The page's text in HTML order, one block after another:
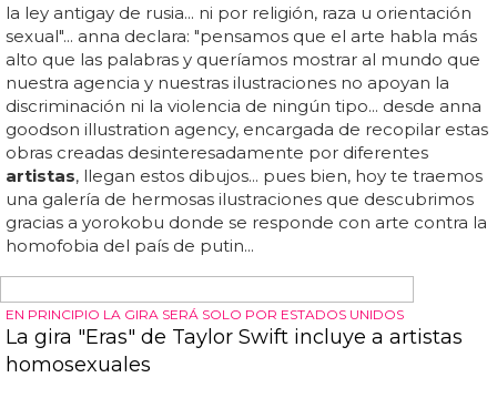
¡VAYA MUSOS!
Hombres desnudos en Drama al estilo de los